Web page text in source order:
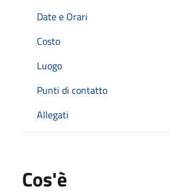
Date e Orari
Costo
Luogo
Punti di contatto
Allegati
Cos'è